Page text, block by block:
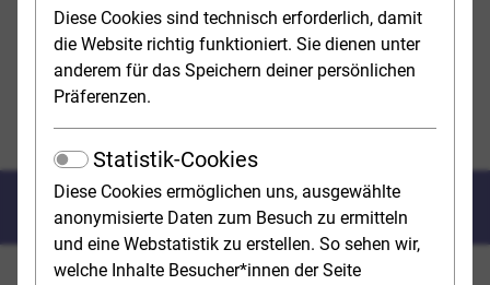
Diese Cookies sind technisch erforderlich, damit
die Website richtig funktioniert. Sie dienen unter
anderem für das Speichern deiner persönlichen
Präferenzen.
Statistik-Cookies
Diese Cookies ermöglichen uns, ausgewählte
anonymisierte Daten zum Besuch zu ermitteln
und eine Webstatistik zu erstellen. So sehen wir,
welche Inhalte Besucher*innen der Seite
Orientieren Studieninfos Studienfelder
StartseiteStudienfelder
Garten-, Land­schafts­bau